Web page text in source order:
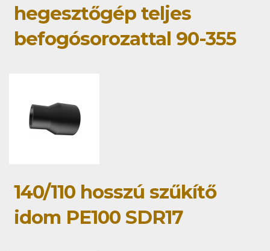
hegesztőgép teljes
befogósorozattal 90-355
140/110 hosszú szűkítő
idom PE100 SDR17